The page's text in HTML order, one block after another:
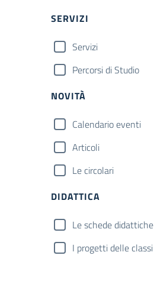
SERVIZI
Servizi
Percorsi di Studio
NOVITÀ
Calendario eventi
Articoli
Le circolari
DIDATTICA
Le schede didattiche
I progetti delle classi